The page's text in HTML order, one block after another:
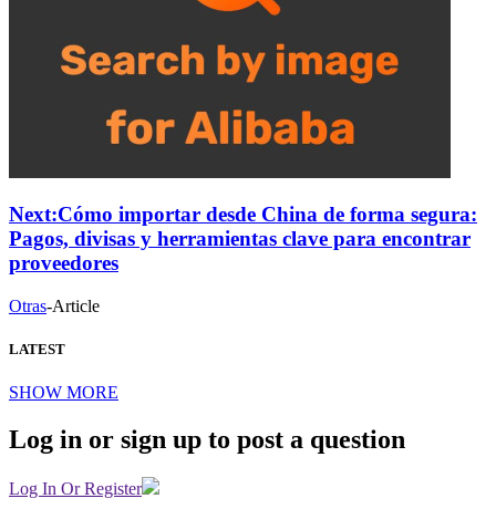
Next:Cómo importar desde China de forma segura:
Pagos, divisas y herramientas clave para encontrar
proveedores
Otras-Article
LATEST
SHOW MORE
Log in or sign up to post a question
Log In Or Register